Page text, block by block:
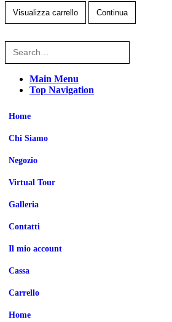
Visualizza carrello Continua
Main Menu
Top Navigation
Home
Chi Siamo
Negozio
Virtual Tour
Galleria
Contatti
Il mio account
Cassa
Carrello
Home